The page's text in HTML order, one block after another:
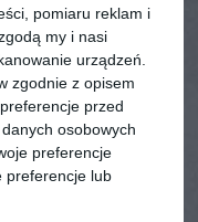
pomiaru reklam i
my i nasi
urządzeń.
zgodnie z opisem
przed
osobowych
preferencje
preferencje lub